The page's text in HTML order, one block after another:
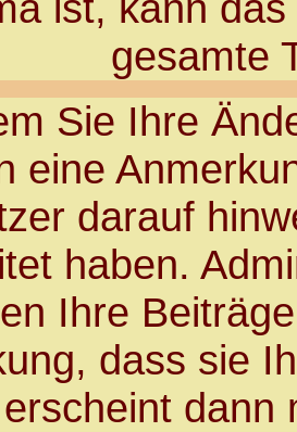
gesamte
Sie Ihre
eine
darauf
haben.
Ihre
dass sie
erscheint dann